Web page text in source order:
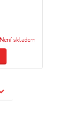
Není skladem